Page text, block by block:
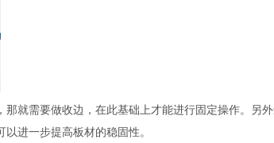
那就需要做收边，在此基础上才能进行固定操作。另
进一步提高板材的稳固性。